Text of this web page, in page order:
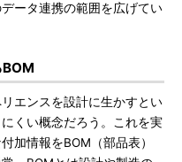
ータ連携の範囲を広げてい
BOM
エンスを設計に生かすとい
くい概念だろう。これを実
加情報をBOM（部品表）